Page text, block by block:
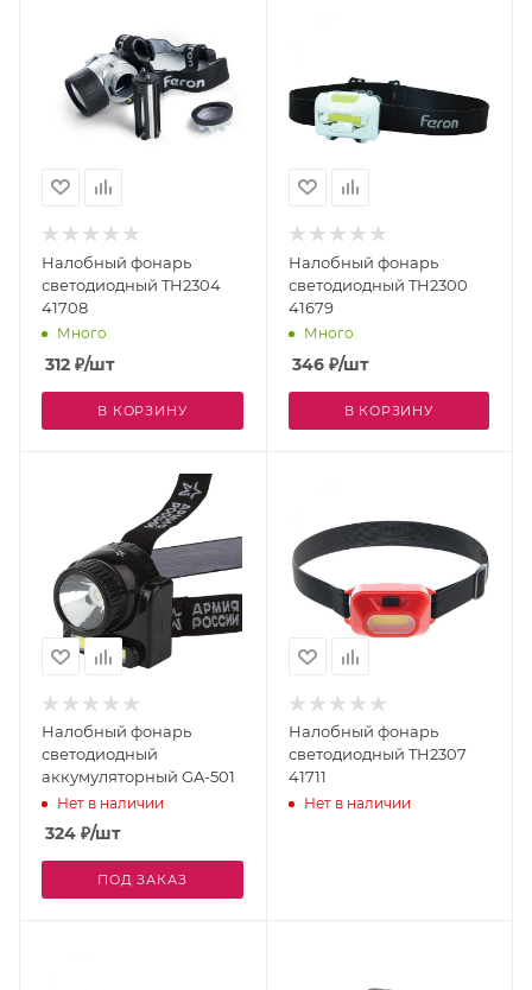
Налобный фонарь
светодиодный TH2304
41708
Много
312 ₽/шт
В КОРЗИНУ
Налобный фонарь
светодиодный TH2300
41679
Много
346₽/шт
В КОРЗИНУ
Налобный фонарь
светодиодный
аккумуляторный GA-501
Нет в наличии
324 ₽/шт
ПОД ЗАКАЗ
Налобный фонарь
светодиодный TH2307
41711
Нет в наличии